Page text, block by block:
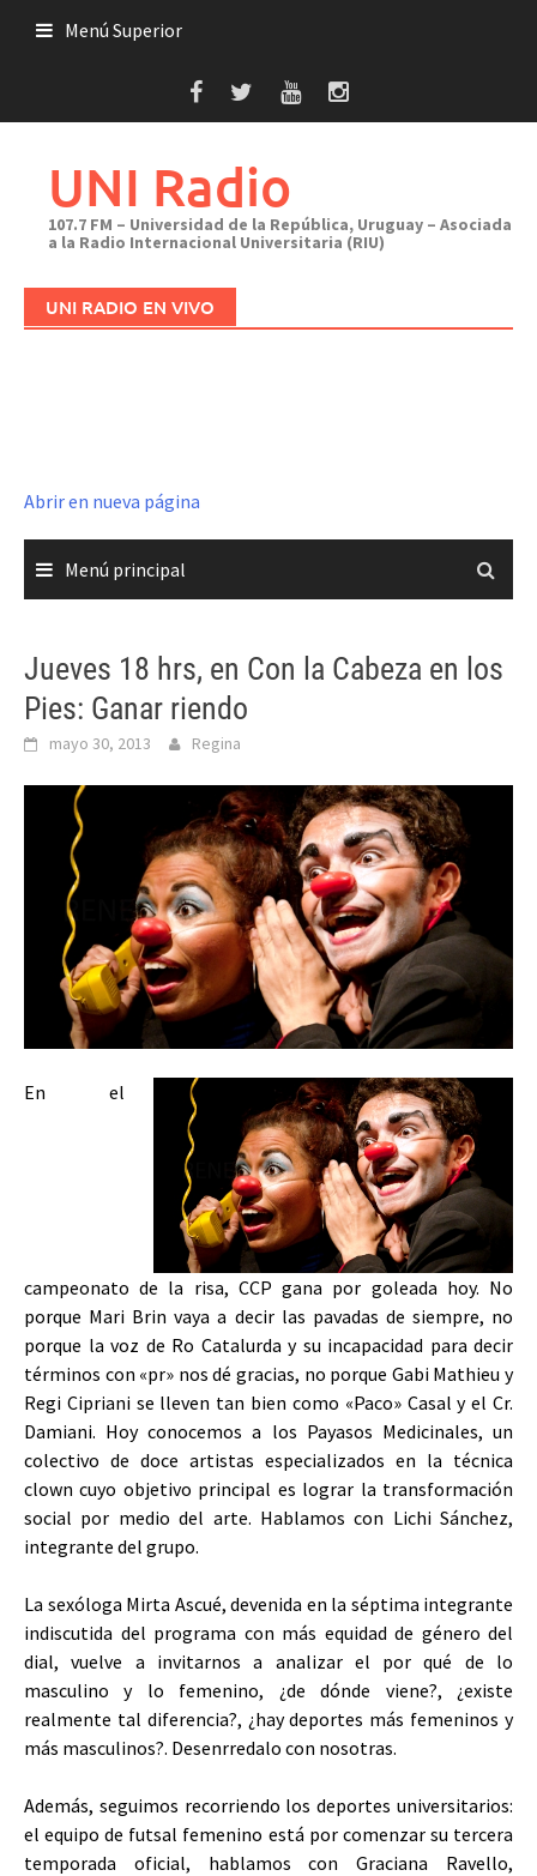
Menú Superior
UNI Radio
107.7 FM – Universidad de la República, Uruguay – Asociada
a la Radio Internacional Universitaria (RIU)
UNI RADIO EN VIVO
Abrir en nueva página
Menú principal
Jueves 18 hrs, en Con la Cabeza en los
Pies: Ganar riendo
mayo 30, 2013 Regina
En el
campeonato de la risa, CCP gana por goleada hoy. No
porque Mari Brin vaya a decir las pavadas de siempre, no
porque la voz de Ro Catalurda y su incapacidad para decir
términos con «pr» nos dé gracias, no porque Gabi Mathieu y
Regi Cipriani se lleven tan bien como «Paco» Casal y el Cr.
Damiani. Hoy conocemos a los Payasos Medicinales, un
colectivo de doce artistas especializados en la técnica
clown cuyo objetivo principal es lograr la transformación
social por medio del arte. Hablamos con Lichi Sánchez,
integrante del grupo.
La sexóloga Mirta Ascué, devenida en la séptima integrante
indiscutida del programa con más equidad de género del
dial, vuelve a invitarnos a analizar el por qué de lo
masculino y lo femenino, ¿de dónde viene?, ¿existe
realmente tal diferencia?, ¿hay deportes más femeninos y
más masculinos?. Desenrredalo con nosotras.
Además, seguimos recorriendo los deportes universitarios:
el equipo de futsal femenino está por comenzar su tercera
temporada oficial, hablamos con Graciana Ravello,